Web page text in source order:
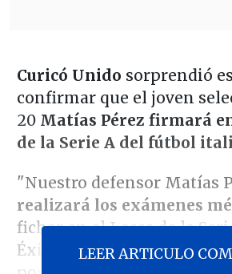
Curicó Unido sorprendió
confirmar que el joven
20 Matías Pérez firmará
de la Serie A del fútbol
"Nuestro defensor Matías
realizará los exámenes
fichar en el Lecce de la
Éxito en estasLEER ARTICULO